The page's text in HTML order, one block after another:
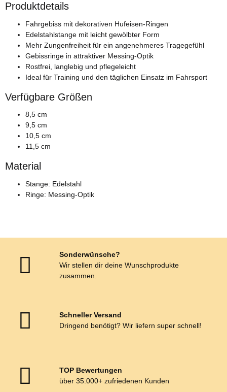
Produktdetails
Fahrgebiss mit dekorativen Hufeisen-Ringen
Edelstahlstange mit leicht gewölbter Form
Mehr Zungenfreiheit für ein angenehmeres Tragegefühl
Gebissringe in attraktiver Messing-Optik
Rostfrei, langlebig und pflegeleicht
Ideal für Training und den täglichen Einsatz im Fahrsport
Verfügbare Größen
8,5 cm
9,5 cm
10,5 cm
11,5 cm
Material
Stange: Edelstahl
Ringe: Messing-Optik
Sonderwünsche?
Wir stellen dir deine Wunschprodukte
zusammen.
Schneller Versand
Dringend benötigt? Wir liefern super schnell!
TOP Bewertungen
über 35.000+ zufriedenen Kunden